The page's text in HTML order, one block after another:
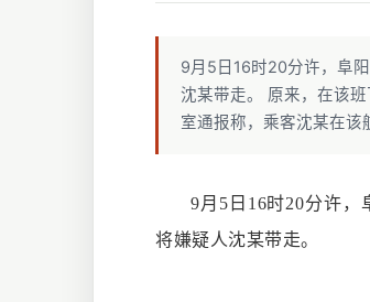
9月5日16时20分许，阜
沈某带走。 原来，在该
室通报称，乘客沈某在该
9月5日16时20分许，
将嫌疑人沈某带走。